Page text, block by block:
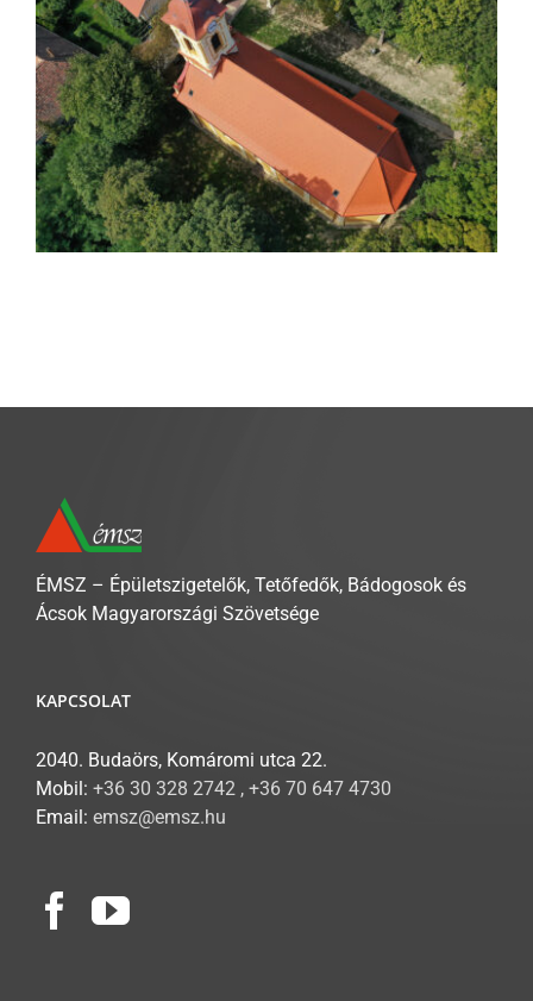
ÉMSZ – Épületszigetelők, Tetőfedők, Bádogosok és
Ácsok Magyarországi Szövetsége
KAPCSOLAT
2040. Budaörs, Komáromi utca 22.
Mobil: +36 30 328 2742 , +36 70 647 4730
Email: emsz@emsz.hu